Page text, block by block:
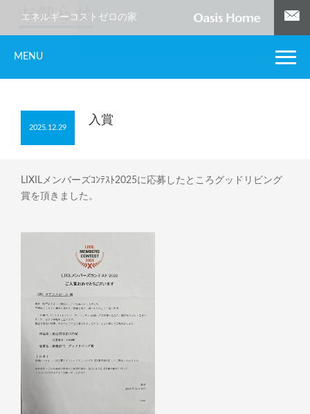
エネルギーコストゼロの家
MENU
お知らせ
2025.12.29
入賞
LIXILメンバーズｺﾝﾃｽﾄ2025に応募したところグッドリビング
賞を頂きました。